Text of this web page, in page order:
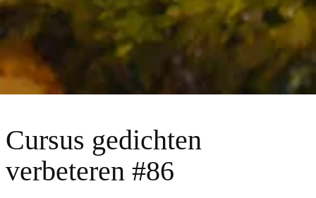
Cursus gedichten
verbeteren #86